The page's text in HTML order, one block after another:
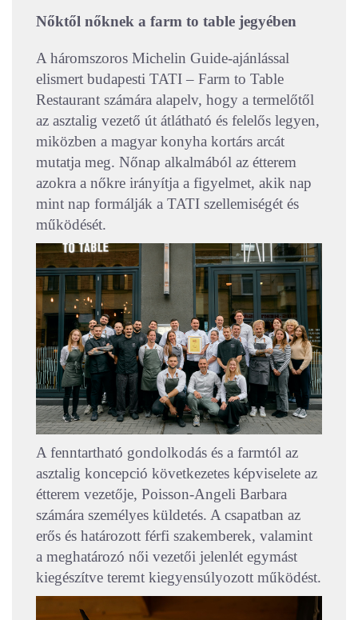
Nőktől nőknek a farm to table jegyében
A háromszoros Michelin Guide-ajánlással
elismert budapesti TATI – Farm to Table
Restaurant számára alapelv, hogy a termelőtől
az asztalig vezető út átlátható és felelős legyen,
miközben a magyar konyha kortárs arcát
mutatja meg. Nőnap alkalmából az étterem
azokra a nőkre irányítja a figyelmet, akik nap
mint nap formálják a TATI szellemiségét és
működését.
A fenntartható gondolkodás és a farmtól az
asztalig koncepció következetes képviselete az
étterem vezetője, Poisson-Angeli Barbara
számára személyes küldetés. A csapatban az
erős és határozott férfi szakemberek, valamint
a meghatározó női vezetői jelenlét egymást
kiegészítve teremt kiegyensúlyozott működést.